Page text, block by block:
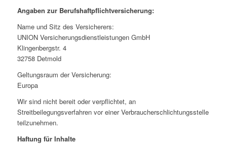
Angaben zur Berufshaftpflichtversicherung:
Name und Sitz des Versicherers:
UNION Versicherungsdienstleistungen GmbH
Klingenbergstr. 4
32758 Detmold
Geltungsraum der Versicherung:
Europa
Wir sind nicht bereit oder verpflichtet, an
Streitbeilegungsverfahren vor einer Verbraucherschlichtungsstelle
teilzunehmen.
Haftung für Inhalte